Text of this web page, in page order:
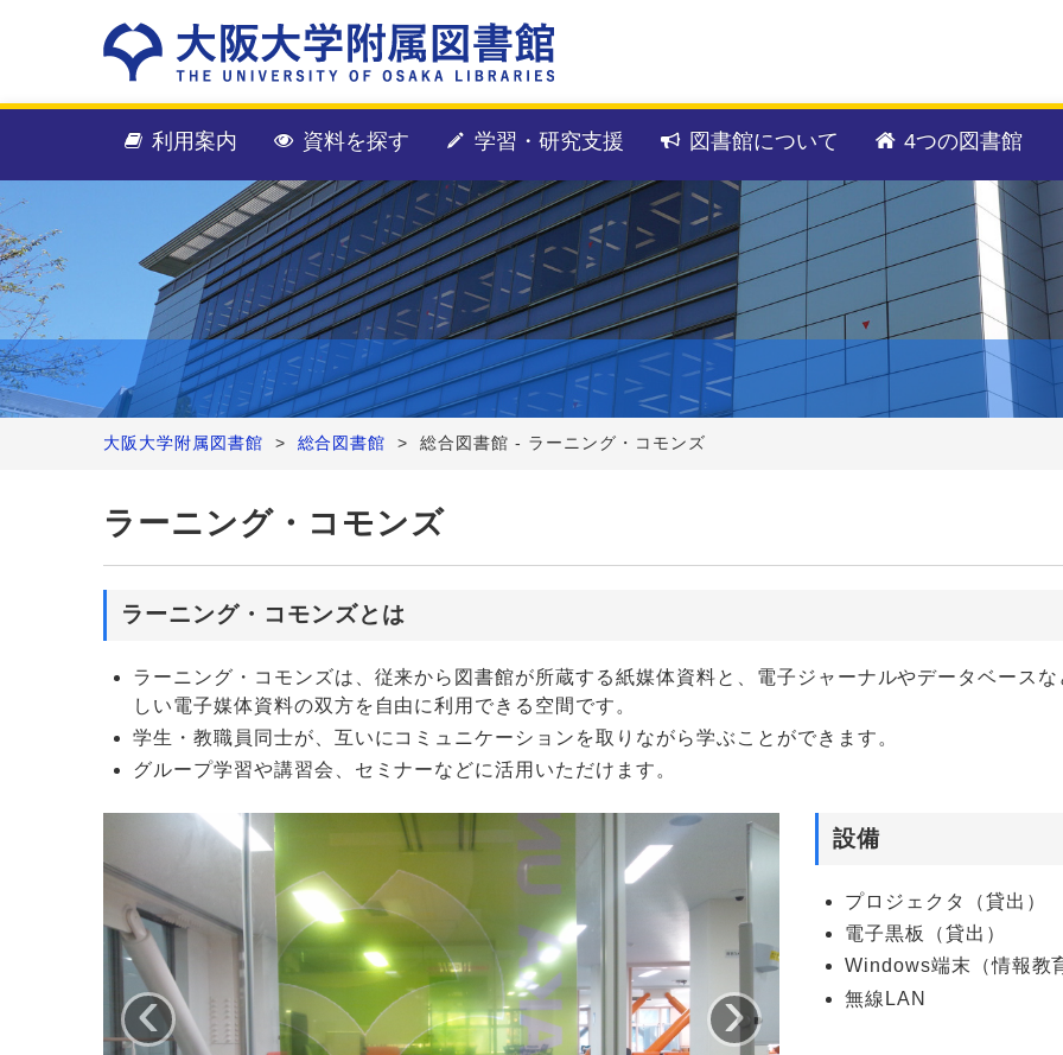
利用案内 資料を探す 学習・研究支援 図書館について 4つの図書館
大阪大学附属図書館 > 総合図書館 > 総合図書館 - ラーニング・コモンズ
ラーニング・コモンズ
ラーニング・コモンズとは
ラーニング・コモンズは、従来から図書館が所蔵する紙媒体資料と、電子ジャーナルやデータベースな
しい電子媒体資料の双方を自由に利用できる空間です。
学生・教職員同士が、互いにコミュニケーションを取りながら学ぶことができます。
グループ学習や講習会、セミナーなどに活用いただけます。
‹ ›
設備
プロジェクタ（貸出）
電子黒板（貸出）
Windows端末（情報教
無線LAN